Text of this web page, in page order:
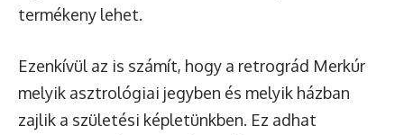
termékeny lehet.
Ezenkívül az is számít, hogy a retrográd Merkúr
melyik asztrológiai jegyben és melyik házban
zajlik a születési képletünkben. Ez adhat